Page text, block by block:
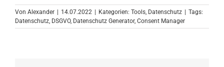
Von Alexander 14.07.2022 Kategorien: Tools, Datenschutz
Tags:
Datenschutz, DSGVO, Datenschutz Generator, Consent Manager